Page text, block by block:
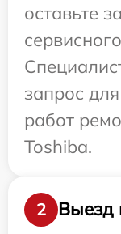
оставьте
запрос
работ
Toshiba.
2
Выезд